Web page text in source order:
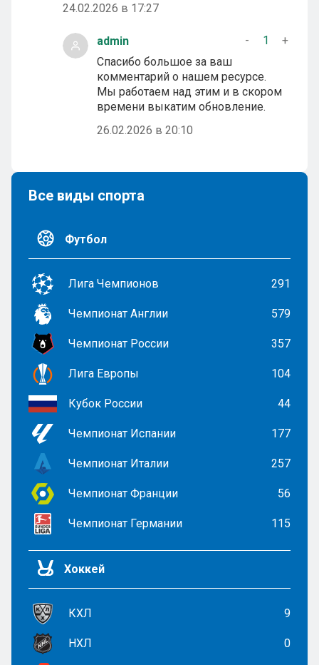
24.02.2026 в 17:27
admin - 1
+
Спасибо большое за ваш
комментарий о нашем ресурсе.
Мы работаем над этим и в скором
времени выкатим обновление.
26.02.2026 в 20:10
Все виды спорта
Футбол
Лига Чемпионов 291
Чемпионат Англии 579
Чемпионат России 357
Лига Европы 104
Кубок России 44
Чемпионат Испании 177
Чемпионат Италии 257
Чемпионат Франции 56
Чемпионат Германии 115
Хоккей
КХЛ 9
НХЛ 0